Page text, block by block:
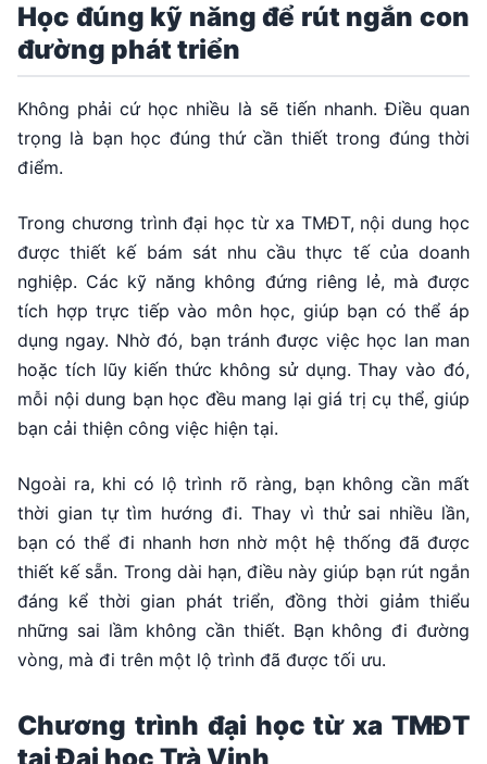
Học đúng kỹ năng để rút ngắn con
đường phát triển
Không phải cứ học nhiều là sẽ tiến nhanh. Điều quan
trọng là bạn học đúng thứ cần thiết trong đúng thời
điểm.
Trong chương trình đại học từ xa TMĐT, nội dung học
được thiết kế bám sát nhu cầu thực tế của doanh
nghiệp. Các kỹ năng không đứng riêng lẻ, mà được
tích hợp trực tiếp vào môn học, giúp bạn có thể áp
dụng ngay. Nhờ đó, bạn tránh được việc học lan man
hoặc tích lũy kiến thức không sử dụng. Thay vào đó,
mỗi nội dung bạn học đều mang lại giá trị cụ thể, giúp
bạn cải thiện công việc hiện tại.
Ngoài ra, khi có lộ trình rõ ràng, bạn không cần mất
thời gian tự tìm hướng đi. Thay vì thử sai nhiều lần,
bạn có thể đi nhanh hơn nhờ một hệ thống đã được
thiết kế sẵn. Trong dài hạn, điều này giúp bạn rút ngắn
đáng kể thời gian phát triển, đồng thời giảm thiểu
những sai lầm không cần thiết. Bạn không đi đường
vòng, mà đi trên một lộ trình đã được tối ưu.
Chương trình đại học từ xa TMĐT